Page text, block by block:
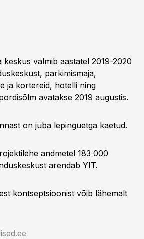
keskus valmib aastatel 2019-2020
parkimismaja,
ja kortereid, hotelli ning
avatakse 2019 augustis.
on juba lepinguetga kaetud.
andmetel 183 000
arendab YIT.
kontseptsioonist võib lähemalt